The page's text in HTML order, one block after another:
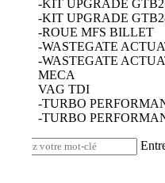
-KIT UPGRADE
-KIT UPGRADE
-ROUE MFS BILLET
-WASTEGATE
-WASTEGATE
MECA
VAG TDI
-TURBO
-TURBO